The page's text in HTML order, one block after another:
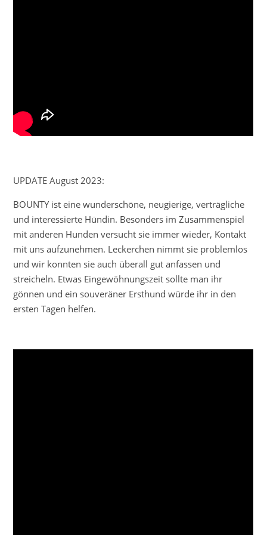
UPDATE August 2023:
BOUNTY ist eine wunderschöne, neugierige, verträgliche
und interessierte Hündin. Besonders im Zusammenspiel
mit anderen Hunden versucht sie immer wieder, Kontakt
mit uns aufzunehmen. Leckerchen nimmt sie problemlos
und wir konnten sie auch überall gut anfassen und
streicheln. Etwas Eingewöhnungszeit sollte man ihr
gönnen und ein souveräner Ersthund würde ihr in den
ersten Tagen helfen.